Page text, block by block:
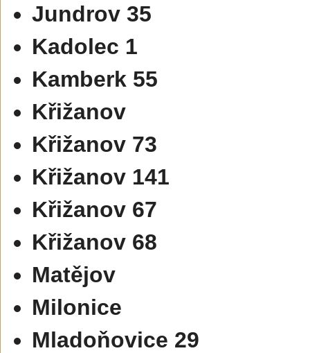
Jundrov 35
Kadolec 1
Kamberk 55
Křižanov
Křižanov 73
Křižanov 141
Křižanov 67
Křižanov 68
Matějov
Milonice
Mladoňovice 29